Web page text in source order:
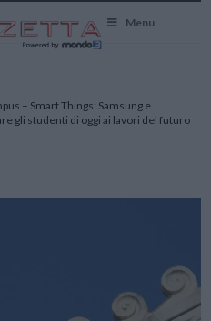
Menu
– Smart Things: Samsung e
gli studenti di oggi ai lavori del futuro